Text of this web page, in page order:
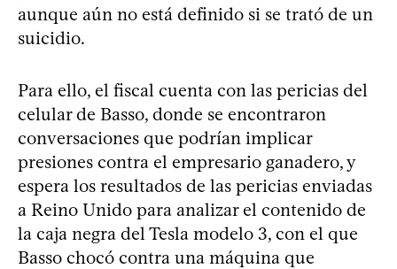
aunque aún no está definido si se trató de un
suicidio.
Para ello, el fiscal cuenta con las pericias del
celular de Basso, donde se encontraron
conversaciones que podrían implicar
presiones contra el empresario ganadero, y
espera los resultados de las pericias enviadas
a Reino Unido para analizar el contenido de
la caja negra del Tesla modelo 3, con el que
Basso chocó contra una máquina que